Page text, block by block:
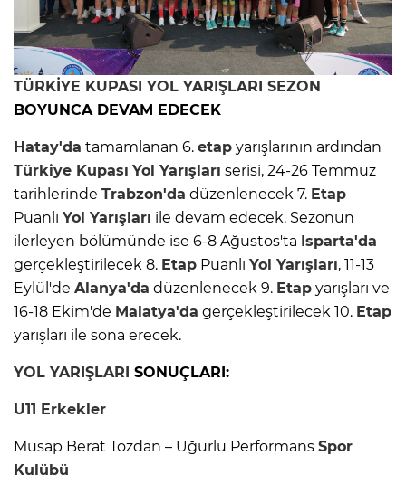
TÜRKİYE KUPASI YOL YARIŞLARI SEZON
BOYUNCA DEVAM EDECEK
Hatay'da tamamlanan 6. etap yarışlarının ardından
Türkiye Kupası Yol Yarışları serisi, 24-26 Temmuz
tarihlerinde Trabzon'da düzenlenecek 7. Etap
Puanlı Yol Yarışları ile devam edecek. Sezonun
ilerleyen bölümünde ise 6-8 Ağustos'ta Isparta'da
gerçekleştirilecek 8. Etap Puanlı Yol Yarışları, 11-13
Eylül'de Alanya'da düzenlenecek 9. Etap yarışları ve
16-18 Ekim'de Malatya'da gerçekleştirilecek 10. Etap
yarışları ile sona erecek.
YOL YARIŞLARI SONUÇLARI:
U11 Erkekler
Musap Berat Tozdan – Uğurlu Performans Spor
Kulübü